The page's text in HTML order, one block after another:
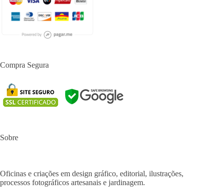
Compra Segura
Sobre
Oficinas e criações em design gráfico, editorial, ilustrações,
processos fotográficos artesanais e jardinagem.